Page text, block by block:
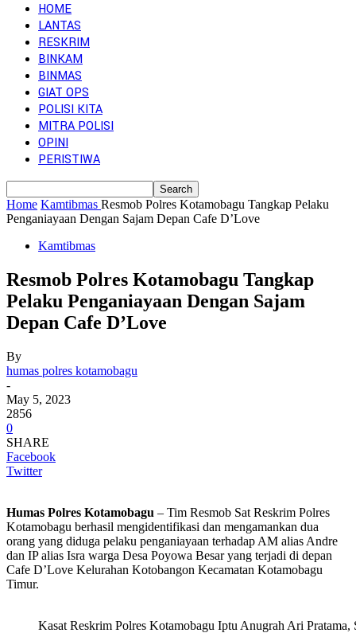
HOME
LANTAS
RESKRIM
BINKAM
BINMAS
GIAT OPS
POLISI KITA
MITRA POLISI
OPINI
PERISTIWA
Home Kamtibmas Resmob Polres Kotamobagu Tangkap Pelaku
Penganiayaan Dengan Sajam Depan Cafe D’Love
Kamtibmas
Resmob Polres Kotamobagu Tangkap
Pelaku Penganiayaan Dengan Sajam
Depan Cafe D’Love
By
humas polres kotamobagu
-
May 5, 2023
2856
0
SHARE
Facebook
Twitter
Humas Polres Kotamobagu – Tim Resmob Sat Reskrim Polres
Kotamobagu berhasil mengidentifikasi dan mengamankan dua
orang yang diduga pelaku penganiayaan terhadap AM alias Andre
dan IP alias Isra warga Desa Poyowa Besar yang terjadi di depan
Cafe D’Love Kelurahan Kotobangon Kecamatan Kotamobagu
Timur.
Kasat Reskrim Polres Kotamobagu Iptu Anugrah Ari